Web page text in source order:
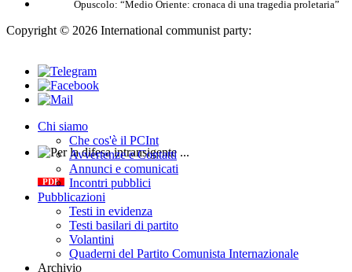
Per la difesa intransigente
PDF
Opuscolo: “Medio Oriente: cronaca di una tragedia proletaria”
Copyright © 2026 International communist party:
Chi siamo
Che cos'è il PCInt
Avvertenze e Contatti
Annunci e comunicati
Incontri pubblici
Pubblicazioni
Testi in evidenza
Testi basilari di partito
Volantini
Quaderni del Partito Comunista Internazionale
Archivio